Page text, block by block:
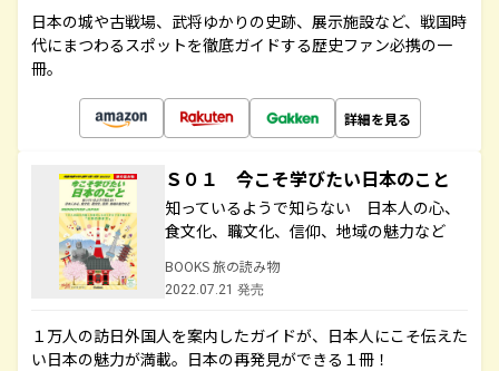
日本の城や古戦場、武将ゆかりの史跡、展示施設など、戦国時
代にまつわるスポットを徹底ガイドする歴史ファン必携の一
冊。
詳細を見る
Ｓ０１ 今こそ学びたい日本のこと
知っているようで知らない 日本人の心、
食文化、職文化、信仰、地域の魅力など
BOOKS 旅の読み物
2022.07.21 発売
１万人の訪日外国人を案内したガイドが、日本人にこそ伝えた
い日本の魅力が満載。日本の再発見ができる１冊！